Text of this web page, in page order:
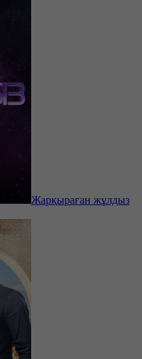
Жарқыраған жұлдыз